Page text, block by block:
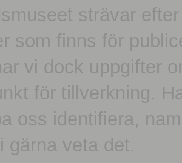
strävar
som finns för
vi dock uppgifter
för tillverkning.
oss identifiera,
gärna veta det.